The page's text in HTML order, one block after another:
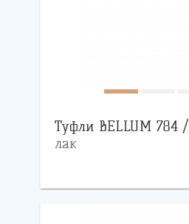
Туфли BELLUM 784 /
лак